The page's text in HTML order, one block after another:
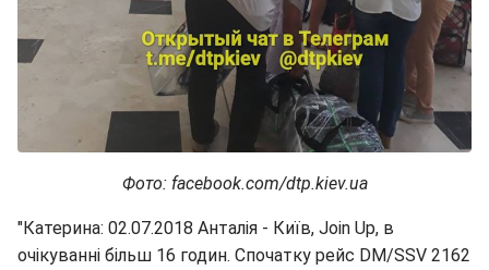
Фото: facebook.com/dtp.kiev.ua
"Катерина: 02.07.2018 Анталія - Київ, Join Up, в
очікуванні більш 16 годин. Спочатку рейс DM/SSV 2162